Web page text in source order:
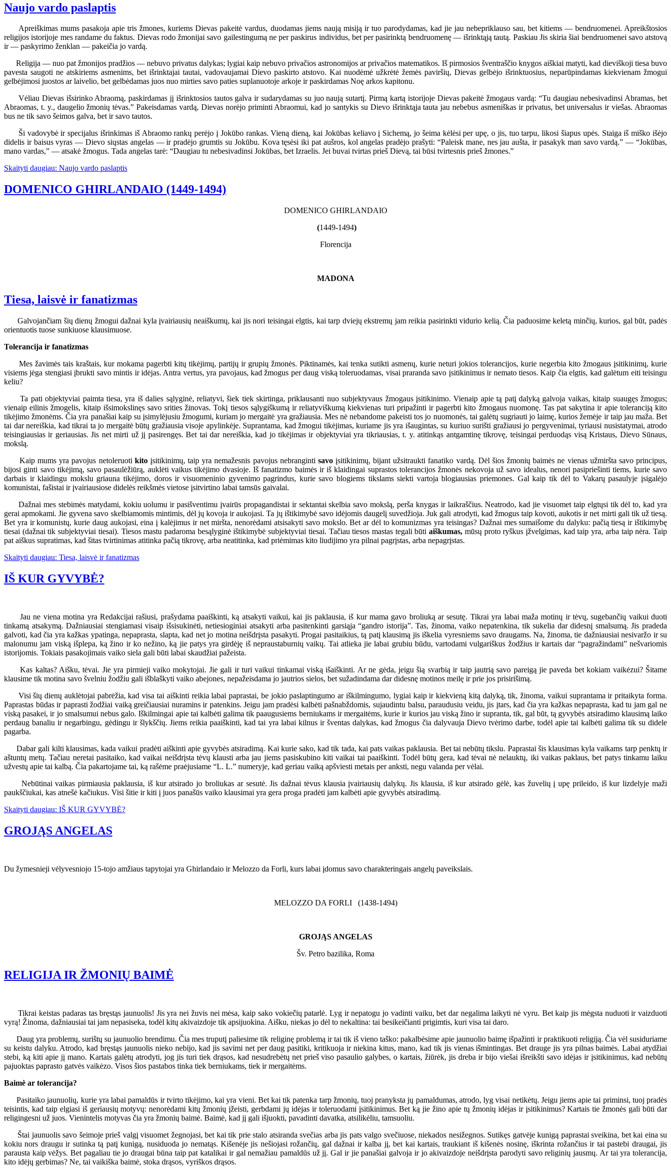
Naujo vardo paslaptis
Apreiškimas mums pasakoja apie tris žmones, kuriems Dievas pakeitė vardus, duodamas jiems naują misiją ir tuo parodydamas, kad jie jau nebepriklauso sau, bet kitiems — bendruomenei. Apreikštosios
religijos istorijoje mes randame du faktus. Dievas rodo žmonijai savo gailestingumą ne per paskirus individus, bet per pasirinktą bendruomenę — išrinktąją tautą. Paskiau Jis skiria šiai bendruomenei savo atstovą
ir — paskyrimo ženklan — pakeičia jo vardą.
Religija — nuo pat žmonijos pradžios — nebuvo privatus dalykas; lygiai kaip nebuvo privačios astronomijos ar privačios matematikos. Iš pirmosios šventraščio knygos aiškiai matyti, kad dieviškoji tiesa buvo
pavesta saugoti ne atskiriems asmenims, bet išrinktajai tautai, vadovaujamai Dievo paskirto atstovo. Kai nuodėmė užkrėtė žemės paviršių, Dievas gelbėjo išrinktuosius, neparūpindamas kiekvienam žmogui
gelbėjimosi juostos ar laivelio, bet gelbėdamas juos nuo mirties savo paties suplanuotoje arkoje ir paskirdamas Noę arkos kapitonu.
Vėliau Dievas išsirinko Abraomą, paskirdamas jį išrinktosios tautos galva ir sudarydamas su juo naują sutartį. Pirmą kartą istorijoje Dievas pakeitė žmogaus vardą: “Tu daugiau nebesivadinsi Abramas, bet
Abraomas, t. y., daugelio žmonių tėvas.” Pakeisdamas vardą, Dievas norėjo priminti Abraomui, kad jo santykis su Dievo išrinktąja tauta jau nebebus asmeniškas ir privatus, bet universalus ir viešas. Abraomas
bus ne tik savo šeimos galva, bet ir savo tautos.
Ši vadovybė ir specijalus išrinkimas iš Abraomo rankų perėjo į Jokūbo rankas. Vieną dieną, kai Jokūbas keliavo į Sichemą, jo šeima kėlėsi per upę, o jis, tuo tarpu, likosi šiapus upės. Staiga iš miško išėjo
didelis ir baisus vyras — Dievo siųstas angelas — ir pradėjo grumtis su Jokūbu. Kova tęsėsi iki pat aušros, kol angelas pradėjo prašyti: “Paleisk mane, nes jau aušta, ir pasakyk man savo vardą.” — “Jokūbas,
mano vardas,” — atsakė žmogus. Tada angelas tarė: “Daugiau tu nebesivadinsi Jokūbas, bet Izraelis. Jei buvai tvirtas prieš Dievą, tai būsi tvirtesnis prieš žmones.”
Skaityti daugiau: Naujo vardo paslaptis
DOMENICO GHIRLANDAIO (1449-1494)
DOMENICO GHIRLANDAIO
(1449-1494)
Florencija
MADONA
Tiesa, laisvė ir fanatizmas
Galvojančiam šių dienų žmogui dažnai kyla įvairiausių neaiškumų, kai jis nori teisingai elgtis, kai tarp dviejų ekstremų jam reikia pasirinkti vidurio kelią. Čia paduosime keletą minčių, kurios, gal būt, padės
orientuotis tuose sunkiuose klausimuose.
Tolerancija ir fanatizmas
Mes žavimės tais kraštais, kur mokama pagerbti kitų tikėjimų, partijų ir grupių žmonės. Piktinamės, kai tenka sutikti asmenų, kurie neturi jokios tolerancijos, kurie negerbia kito žmogaus įsitikinimų, kurie
visiems jėga stengiasi įbrukti savo mintis ir idėjas. Antra vertus, yra pavojaus, kad žmogus per daug viską toleruodamas, visai praranda savo įsitikinimus ir nemato tiesos. Kaip čia elgtis, kad galėtum eiti teisingu
keliu?
Ta pati objektyviai paimta tiesa, yra iš dalies sąlyginė, reliatyvi, šiek tiek skirtinga, priklausanti nuo subjektyvaus žmogaus įsitikinimo. Vienaip apie tą patį dalyką galvoja vaikas, kitaip suaugęs žmogus;
vienaip eilinis žmogelis, kitaip išsimokslinęs savo srities žinovas. Tokį tiesos sąlygiškumą ir reliatyviškumą kiekvienas turi pripažinti ir pagerbti kito žmogaus nuomonę. Tas pat sakytina ir apie toleranciją kito
tikėjimo žmonėms. Čia yra panašiai kaip su įsimylėjusiu žmogumi, kuriam jo mergaitė yra gražiausia. Mes nė nebandome pakeisti tos jo nuomonės, tai galėtų sugriauti jo laimę, kurios žemėje ir taip jau maža. Bet
tai dar nereiškia, kad tikrai ta jo mergaitė būtų gražiausia visoje apylinkėje. Suprantama, kad žmogui tikėjimas, kuriame jis yra išaugintas, su kuriuo surišti gražiausi jo pergyvenimai, tyriausi nusistatymai, atrodo
teisingiausias ir geriausias. Jis net mirti už jį pasirengęs. Bet tai dar nereiškia, kad jo tikėjimas ir objektyviai yra tikriausias, t. y. atitinkąs antgamtinę tikrovę, teisingai perduodąs visą Kristaus, Dievo Sūnaus,
mokslą.
Kaip mums yra pavojus netoleruoti kito įsitikinimų, taip yra nemažesnis pavojus nebranginti savo įsitikinimų, bijant užsitraukti fanatiko vardą. Dėl šios žmonių baimės ne vienas užmiršta savo principus,
bijosi ginti savo tikėjimą, savo pasaulėžiūrą, auklėti vaikus tikėjimo dvasioje. Iš fanatizmo baimės ir iš klaidingai suprastos tolerancijos žmonės nekovoja už savo idealus, nenori pasipriešinti tiems, kurie savo
darbais ir klaidingu mokslu griauna tikėjimo, doros ir visuomeninio gyvenimo pagrindus, kurie savo blogiems tikslams siekti vartoja blogiausias priemones. Gal kaip tik dėl to Vakarų pasaulyje įsigalėjo
komunistai, fašistai ir įvairiausiose didelės reikšmės vietose įsitvirtino labai tamsūs gaivalai.
Dažnai mes stebimės matydami, kokiu uolumu ir pasišventimu įvairūs propagandistai ir sektantai skelbia savo mokslą, perša knygas ir laikraščius. Neatrodo, kad jie visuomet taip elgtųsi tik dėl to, kad yra
gerai apmokami. Jie gyvena savo skelbiamomis mintimis, dėl jų kovoja ir aukojasi. Ta jų ištikimybė savo idėjomis daugelį suvedžioja. Juk gali atrodyti, kad žmogus taip kovoti, aukotis ir net mirti gali tik už tiesą.
Bet yra ir komunistų, kurie daug aukojasi, eina į kalėjimus ir net miršta, nenorėdami atsisakyti savo mokslo. Bet ar dėl to komunizmas yra teisingas? Dažnai mes sumaišome du dalyku: pačią tiesą ir ištikimybę
tiesai (dažnai tik subjektyviai tiesai). Tiesos mastu padaroma besąlyginė ištikimybė subjektyviai tiesai. Tačiau tiesos mastas tegali būtiaiškumas, mūsų proto ryškus įžvelgimas, kad taip yra, arba taip nėra. Taip
pat aiškus supratimas, kad šitas tvirtinimas atitinka pačią tikrovę, arba neatitinka, kad priėmimas kito liudijimo yra pilnai pagrįstas, arba nepagrįstas.
Skaityti daugiau: Tiesa, laisvė ir fanatizmas
IŠ KUR GYVYBĖ?
Jau ne viena motina yra Redakcijai rašiusi, prašydama paaiškinti, ką atsakyti vaikui, kai jis paklausia, iš kur mama gavo broliuką ar sesutę. Tikrai yra labai maža motinų ir tėvų, sugebančių vaikui duoti
tinkamą atsakymą. Dažniausiai stengiamasi visaip išsisukinėti, netiesioginiai atsakyti arba pasitenkinti garsiąja “gandro istorija”. Tas, žinoma, vaiko nepatenkina, tik sukelia dar didesnį smalsumą. Jis pradeda
galvoti, kad čia yra kažkas ypatinga, nepaprasta, slapta, kad net jo motina neišdrįsta pasakyti. Progai pasitaikius, tą patį klausimą jis iškelia vyresniems savo draugams. Na, žinoma, tie dažniausiai nesivaržo ir su
malonumu jam viską išplepa, ką žino ir ko nežino, ką jie patys yra girdėję iš nepraustaburnių vaikų. Tai atlieka jie labai grubiu būdu, vartodami vulgariškus žodžius ir kartais dar “pagražindami” nešvariomis
istorijomis. Tokiais pasakojimais vaiko siela gali būti labai skaudžiai pažeista.
Kas kaltas? Aišku, tėvai. Jie yra pirmieji vaiko mokytojai. Jie gali ir turi vaikui tinkamai viską išaiškinti. Ar ne gėda, jeigu šią svarbią ir taip jautrią savo pareigą jie paveda bet kokiam vaikėzui? Šitame
klausime tik motina savo švelniu žodžiu gali išblaškyti vaiko abejones, nepažeisdama jo jautrios sielos, bet sužadindama dar didesnę motinos meilę ir prie jos prisirišimą.
Visi šių dienų auklėtojai pabrėžia, kad visa tai aiškinti reikia labai paprastai, be jokio paslaptingumo ar iškilmingumo, lygiai kaip ir kiekvieną kitą dalyką, tik, žinoma, vaikui suprantama ir pritaikyta forma.
Paprastas būdas ir paprasti žodžiai vaiką greičiausiai nuramins ir patenkins. Jeigu jam pradėsi kalbėti pašnabždomis, sujaudintu balsu, paraudusiu veidu, jis įtars, kad čia yra kažkas nepaprasta, kad tu jam gal ne
viską pasakei, ir jo smalsumui nebus galo. Iškilmingai apie tai kalbėti galima tik paaugusiems berniukams ir mergaitėms, kurie ir kurios jau viską žino ir supranta, tik, gal būt, tą gyvybės atsiradimo klausimą laiko
perdaug banaliu ir negarbingu, gėdingu ir šlykščių. Jiems reikia paaiškinti, kad tai yra labai kilnus ir šventas dalykas, kad žmogus čia dalyvauja Dievo tvėrimo darbe, todėl apie tai kalbėti galima tik su didele
pagarba.
Dabar gali kilti klausimas, kada vaikui pradėti aiškinti apie gyvybės atsiradimą. Kai kurie sako, kad tik tada, kai pats vaikas paklausia. Bet tai nebūtų tikslu. Paprastai šis klausimas kyla vaikams tarp penktų ir
aštuntų metų. Tačiau neretai pasitaiko, kad vaikai neišdrįsta tėvų klausti arba jau jiems pasiskubino kiti vaikai tai paaiškinti. Todėl būtų gera, kad tėvai nė nelauktų, iki vaikas paklaus, bet patys tinkamu laiku
užvestų apie tai kalbą. Čia pakartojame tai, ką rašėme praėjusiame “L. L.” numeryje, kad geriau vaiką apšviesti metais per anksti, negu valanda per vėlai.
Nebūtinai vaikas pirmiausia paklausia, iš kur atsirado jo broliukas ar sesutė. Jis dažnai tėvus klausia įvairiausių dalykų. Jis klausia, iš kur atsirado gėlė, kas žuvelių į upę prileido, iš kur lizdelyje maži
paukščiukai, kas atnešė kačiukus. Visi šitie ir kiti į juos panašūs vaiko klausimai yra gera proga pradėti jam kalbėti apie gyvybės atsiradimą.
Skaityti daugiau: IŠ KUR GYVYBĖ?
GROJĄS ANGELAS
Du žymesnieji vėlyvesniojo 15-tojo amžiaus tapytojai yra Ghirlandaio ir Melozzo da Forli, kurs labai įdomus savo charakteringais angelų paveikslais.
MELOZZO DA FORLI (1438-1494)
GROJĄS ANGELAS
Šv. Petro bazilika, Roma
RELIGIJA IR ŽMONIŲ BAIMĖ
Tikrai keistas padaras tas bręstąs jaunuolis! Jis yra nei žuvis nei mėsa, kaip sako vokiečių patarlė. Lyg ir nepatogu jo vadinti vaiku, bet dar negalima laikyti nė vyru. Bet kaip jis mėgsta nuduoti ir vaizduoti
vyrą! Žinoma, dažniausiai tai jam nepasiseka, todėl kitų akivaizdoje tik apsijuokina. Aišku, niekas jo dėl to nekaltina: tai besikeičianti prigimtis, kuri visa tai daro.
Daug yra problemų, surištų su jaunuolio brendimu. Čia mes truputį paliesime tik religinę problemą ir tai tik iš vieno taško: pakalbėsime apie jaunuolio baimę išpažinti ir praktikuoti religiją. Čia vėl susiduriame
su keistu dalyku. Atrodo, kad bręstąs jaunuolis nieko nebijo, kad jis savimi net per daug pasitiki, kritikuoja ir niekina kitus, mano, kad tik jis vienas išmintingas. Bet drauge jis yra pilnas baimės. Labai atydžiai
stebi, ką kiti apie jį mano. Kartais galėtų atrodyti, jog jis turi tiek drąsos, kad nesudrebėtų net prieš viso pasaulio galybes, o kartais, žiūrėk, jis dreba ir bijo viešai išreikšti savo idėjas ir įsitikinimus, kad nebūtų
pajuoktas paprasto gatvės vaikėzo. Visos šios pastabos tinka tiek berniukams, tiek ir mergaitėms.
Baimė ar tolerancija?
Pasitaiko jaunuolių, kurie yra labai pamaldūs ir tvirto tikėjimo, kai yra vieni. Bet kai tik patenka tarp žmonių, tuoj pranyksta jų pamaldumas, atrodo, lyg visai netikėtų. Jeigu jiems apie tai priminsi, tuoj pradės
teisintis, kad taip elgiasi iš geriausių motyvų: nenorėdami kitų žmonių įžeisti, gerbdami jų idėjas ir toleruodami įsitikinimus. Bet ką jie žino apie tų žmonių idėjas ir įsitikinimus? Kartais tie žmonės gali būti dar
religingesni už juos. Vienintelis motyvas čia yra žmonių baimė. Baimė, kad jį gali išjuokti, pavadinti davatka, atsilikėliu, tamsuoliu.
Štai jaunuolis savo šeimoje prieš valgį visuomet žegnojasi, bet kai tik prie stalo atsiranda svečias arba jis pats valgo svečiuose, niekados nesižegnos. Sutikęs gatvėje kunigą paprastai sveikina, bet kai eina su
kokiu nors draugu ir sutinka tą patį kunigą, nusiduoda jo nematąs. Kišenėje jis nešiojasi rožančių, gal dažnai ir kalba jį, bet kai kartais, traukiant iš kišenės nosinę, iškrinta rožančius ir tai pastebi draugai, jis
parausta kaip vėžys. Bet pagaliau tie jo draugai būna taip pat katalikai ir gal nemažiau pamaldūs už jį. Gal ir jie panašiai galvoja ir jo akivaizdoje neišdrįsta parodyti savo religinių jausmų. Ar tai yra tolerancija,
kito idėjų gerbimas? Ne, tai vaikiška baimė, stoka drąsos, vyriškos drąsos.